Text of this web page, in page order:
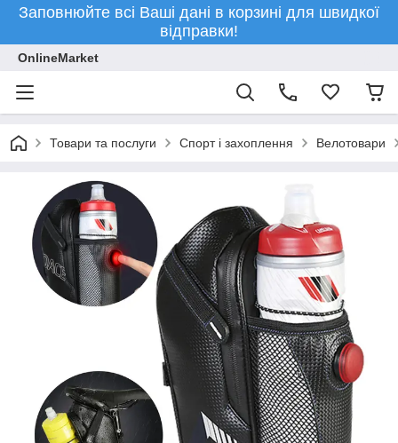
Заповнюйте всі Ваші дані в корзині для швидкої
відправки!
OnlineMarket
Товари та послуги Спорт і захоплення Велотовари